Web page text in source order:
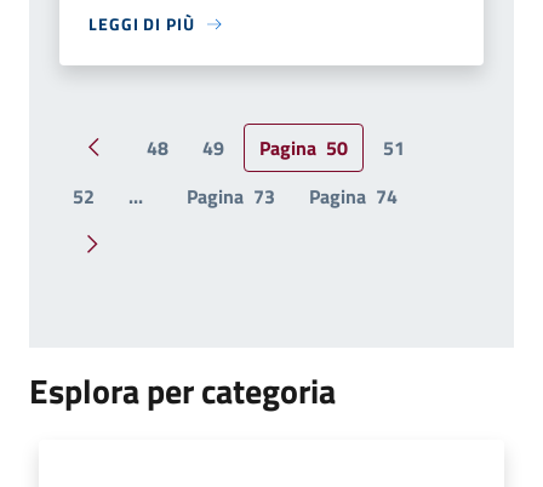
LEGGI DI PIÙ
Pagina precedente
48 49 Pagina 50
51
52
... Pagina 73 Pagina 74
Pagina successiva
Esplora per categoria